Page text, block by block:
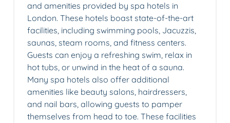
and amenities provided by spa hotels in
London. These hotels boast state-of-the-art
facilities, including swimming pools, Jacuzzis,
saunas, steam rooms, and fitness centers.
Guests can enjoy a refreshing swim, relax in
hot tubs, or unwind in the heat of a sauna.
Many spa hotels also offer additional
amenities like beauty salons, hairdressers,
and nail bars, allowing guests to pamper
themselves from head to toe. These facilities